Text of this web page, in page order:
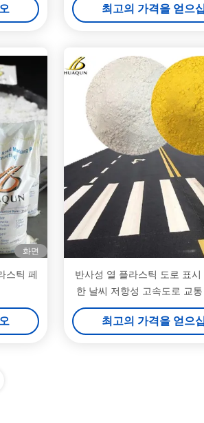
최고의 가격을 얻으
화면
스틱 페
반사성 열 플라스틱 도로 표시
한 날씨 저항성 고속도로 교통
낮은 유지 보수
최고의 가격을 얻으